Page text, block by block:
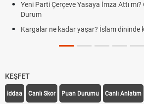
Yeni Parti Çerçeve Yasaya İmza Attı mı?
Durum
Kargalar ne kadar yaşar? İslam dininde
KEŞFET
iddaa Canlı Skor Puan Durumu Canlı Anlatım